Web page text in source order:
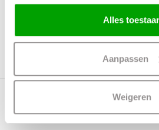
Alles
Aanpassen
Weigeren
Dimbaar Ja
Bestel direct je
accessoire